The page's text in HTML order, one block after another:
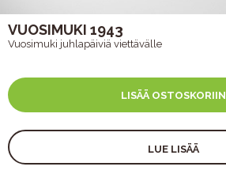
VUOSIMUKI 1943
Vuosimuki juhlapäiviä viettävälle
LISÄÄ OSTOSKORIIN
LUE LISÄÄ